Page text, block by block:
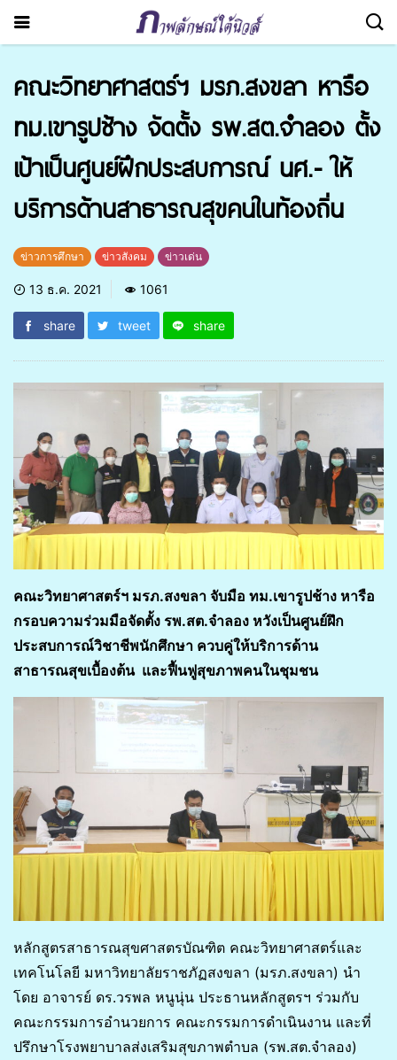
คณะวิทยาศาสตร์ฯ มรภ.สงขลา หารือ
ทม.เขารูปช้าง จัดตั้ง รพ.สต.จำลอง ตั้ง
เป้าเป็นศูนย์ฝึกประสบการณ์ นศ.- ให้
บริการด้านสาธารณสุขคนในท้องถิ่น
ข่าวการศึกษา ข่าวสังคม ข่าวเด่น
13 ธ.ค. 2021 1061
share tweet share
คณะวิทยาศาสตร์ฯ มรภ.สงขลา จับมือ ทม.เขารูปช้าง หารือ
กรอบความร่วมมือจัดตั้ง รพ.สต.จำลอง หวังเป็นศูนย์ฝึก
ประสบการณ์วิชาชีพนักศึกษา ควบคู่ให้บริการด้าน
สาธารณสุขเบื้องต้น และฟื้นฟูสุขภาพคนในชุมชน
หลักสูตรสาธารณสุขศาสตรบัณฑิต คณะวิทยาศาสตร์และ
เทคโนโลยี มหาวิทยาลัยราชภัฏสงขลา (มรภ.สงขลา) นำ
โดย อาจารย์ ดร.วรพล หนูนุ่น ประธานหลักสูตรฯ ร่วมกับ
คณะกรรมการอำนวยการ คณะกรรมการดำเนินงาน และที่
ปรึกษาโรงพยาบาลส่งเสริมสุขภาพตำบล (รพ.สต.จำลอง)